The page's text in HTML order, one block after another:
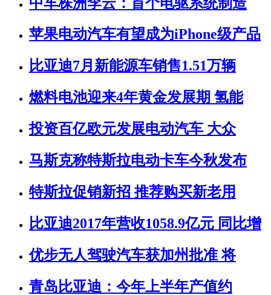
苹果电动汽车有望成为iPhone级产品
比亚迪7月新能源车销售1.51万辆
燃料电池迎来4年黄金发展期 氢能
投资百亿欧元发展电动汽车 大众
马斯克称特斯拉电动卡车今秋发布
特斯拉促销新招 推荐购买新老用
比亚迪2017年营收1058.9亿元 同比增
优步无人驾驶汽车获加州批准 将
青岛比亚迪：今年上半年产值约